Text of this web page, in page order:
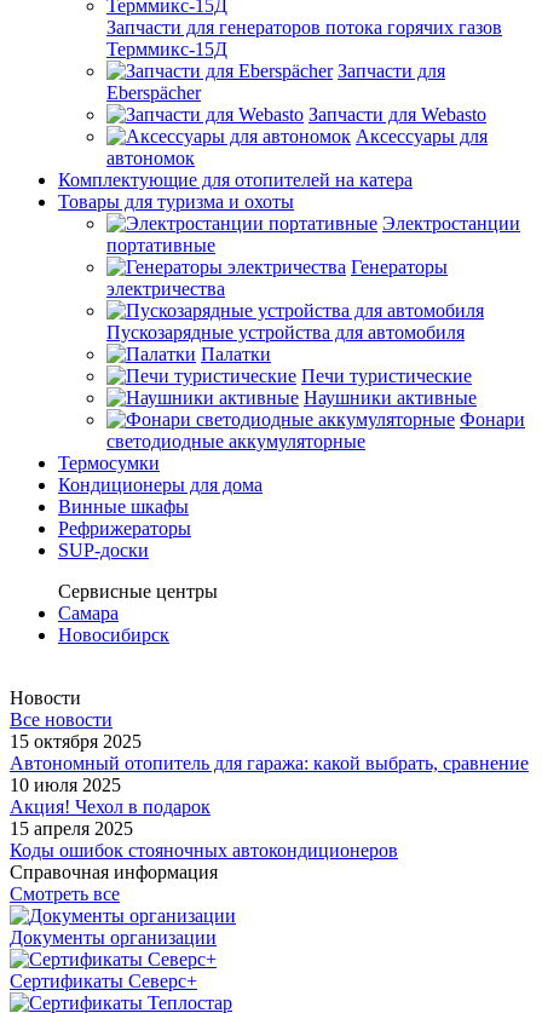
Запчасти для генераторов потока горячих газов
Терммикс-15Д
Запчасти для
Eberspächer
Запчасти для Webasto
Аксессуары для
автономок
Комплектующие для отопителей на катера
Товары для туризма и охоты
Электростанции
портативные
Генераторы
электричества
Пускозарядные устройства для автомобиля
Палатки
Печи туристические
Наушники активные
Фонари
светодиодные аккумуляторные
Термосумки
Кондиционеры для дома
Винные шкафы
Рефрижераторы
SUP-доски
Сервисные центры
Самара
Новосибирск
Новости
Все новости
15 октября 2025
Автономный отопитель для гаража: какой выбрать, сравнение
10 июля 2025
Акция! Чехол в подарок
15 апреля 2025
Коды ошибок стояночных автокондиционеров
Справочная информация
Смотреть все
Документы организации
Сертификаты Северс+